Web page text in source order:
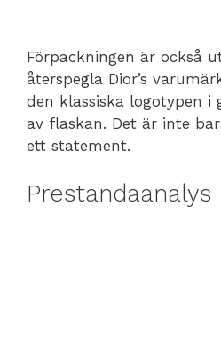
Förpackningen är också
återspegla Dior’s
den klassiska logotypen i
av flaskan. Det är inte
ett statement.
Prestandaanalys